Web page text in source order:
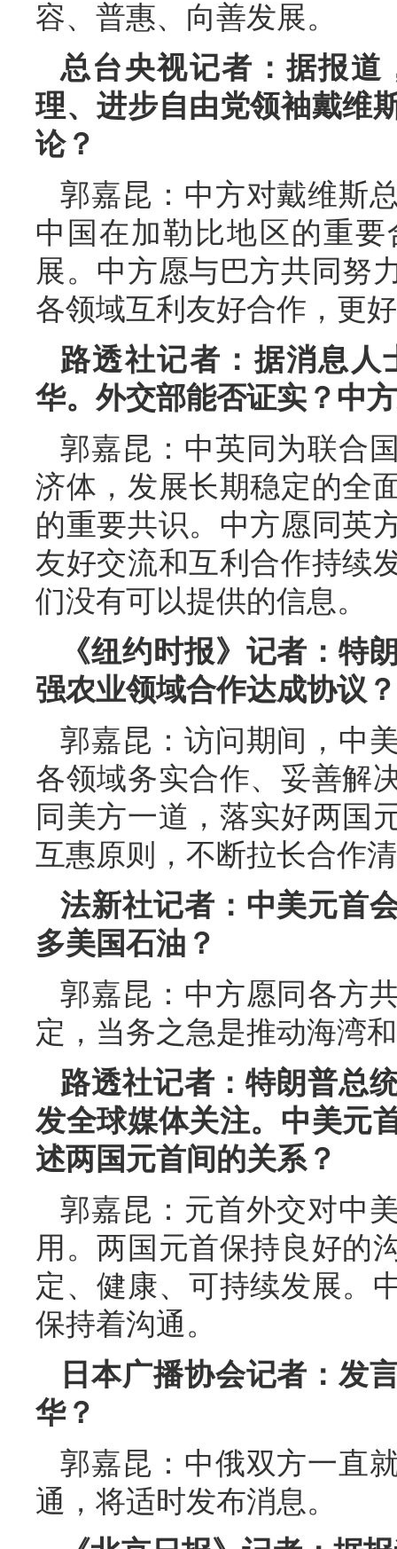
容、普惠、向善发展。
总台央视记者：据报道
理、进步自由党领袖戴维
论？
郭嘉昆：中方对戴维斯
中国在加勒比地区的重
展。中方愿与巴方共同努
各领域互利友好合作，更
路透社记者：据消息人
华。外交部能否证实？中
郭嘉昆：中英同为联合
济体，发展长期稳定的全
的重要共识。中方愿同英
友好交流和互利合作持续
们没有可以提供的信息。
《纽约时报》记者：特
强农业领域合作达成协议？
郭嘉昆：访问期间，中
各领域务实合作、妥善解
同美方一道，落实好两国
互惠原则，不断拉长合作
法新社记者：中美元首
多美国石油？
郭嘉昆：中方愿同各方
定，当务之急是推动海湾
路透社记者：特朗普总
发全球媒体关注。中美元
述两国元首间的关系？
郭嘉昆：元首外交对中
用。两国元首保持良好的
定、健康、可持续发展。
保持着沟通。
日本广播协会记者：发
华？
郭嘉昆：中俄双方一直
通，将适时发布消息。